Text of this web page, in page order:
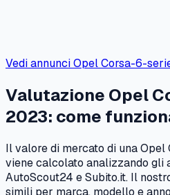
Vedi annunciOpelCorsa-6-
Valutazione Opel
2023: come
Il valore di mercato di unaOpel
viene calcolato analizzando gli
AutoScout24 e Subito.it. Il
simili per marca, modello e